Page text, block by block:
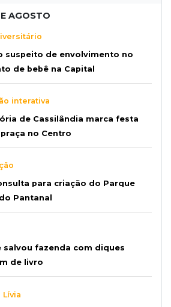
AGOSTO
suspeito de envolvimento no
de bebê na Capital
interativa
de Cassilândia marca festa
no Centro
para criação do Parque
Pantanal
salvou fazenda com diques
de livro